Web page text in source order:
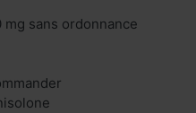
sans ordonnance